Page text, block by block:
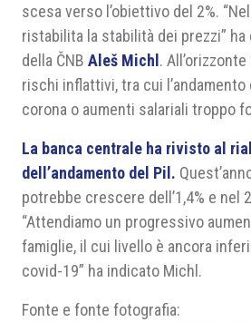
scesa verso l’obiettivo del 2%.
ristabilita la stabilità dei prezzi”
della ČNB Aleš Michl .
rischi inflattivi, tra cui
corona o aumenti salariali troppo
La banca centrale ha rivisto al
dell’andamento del Pil.
potrebbe crescere dell’1,4% e nel
“Attendiamo un progressivo
famiglie, il cui livello è ancora
covid-19” ha indicato Michl.
Fonte e fonte fotografia: